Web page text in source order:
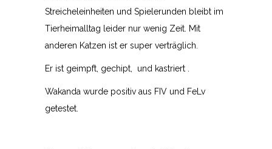
Streicheleinheiten und Spielerunden bleibt im
Tierheimalltag leider nur wenig Zeit. Mit
anderen Katzen ist er super verträglich.
Er ist geimpft, gechipt, und kastriert .
Wakanda wurde positiv aus FIV und FeLv
getestet.